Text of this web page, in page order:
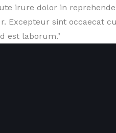
irure dolor in
Excepteur sint occaecat
est laborum."